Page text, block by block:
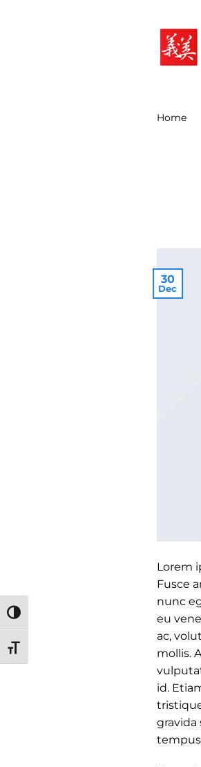
TOGGLE HIGH CONTRAST
TOGGLE FONT SIZE
Home
30
Dec
Lorem
Fusce
nunc
eu
ac,
mollis.
id.
gravida
tempus